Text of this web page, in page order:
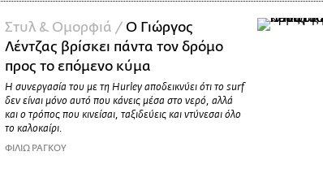
Στυλ & Ομορφιά / Ο Γιώργος
Λέντζας βρίσκει πάντα τον δρόμο
προς το επόμενο κύμα
Η συνεργασία του με τη Hurley αποδεικνύει ότι το surf
δεν είναι μόνο αυτό που κάνεις μέσα στο νερό, αλλά
και ο τρόπος που κινείσαι, ταξιδεύεις και ντύνεσαι όλο
το καλοκαίρι.
ΦΙΛΙΩ ΡΑΓΚΟΥ